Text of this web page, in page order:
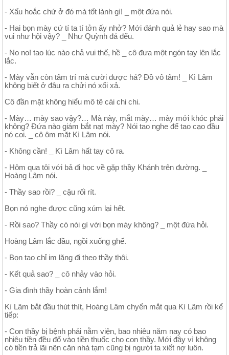
- Xấu hoắc chứ ở đó mà tốt lành gì! _ một đứa nói.
- Hai bọn mày cứ tí ta tí tởn ấy nhở? Mới đánh quả lẻ hay sao mà
vui như hội vậy? _ Như Quỳnh đá đểu.
- No no! tao lúc nào chả vui thế, hề _ cô đưa một ngón tay lên lắc
lắc.
- Mày vẫn còn tâm trí mà cười được hả? Đồ vô tâm! _ Kì Lâm
không biết ở đâu ra chửi nó xối xả.
Cô đần mặt không hiểu mô tê cái chi chi.
- Mày… mày sao vậy?… Mà này, mắt mày… mày mới khóc phải
không? Đứa nào giám bắt nạt mày? Nói tao nghe để tao cạo đầu
nó coi. _ cô ôm mặt Kì Lâm nói.
- Không cần! _ Kì Lâm hất tay cô ra.
- Hôm qua tôi với bả đi học về gặp thầy Khánh trên đường. _
Hoàng Lâm nói.
- Thầy sao rồi? _ cậu rối rít.
Bọn nó nghe được cũng xúm lại hết.
- Rồi sao? Thầy có nói gì với bọn mày không? _ một đứa hỏi.
Hoàng Lâm lắc đầu, ngồi xuống ghế.
- Bọn tao chỉ im lặng đi theo thầy thôi.
- Kết quả sao? _ cô nhảy vào hỏi.
- Gia đình thầy hoàn cảnh lắm!
Kì Lâm bắt đầu thút thít, Hoàng Lâm chyển mắt qua Kì Lâm rồi kể
tiếp:
- Con thầy bị bệnh phải nằm viện, bao nhiêu năm nay có bao
nhiêu tiền đều đổ vào tiền thuốc cho con thầy. Mới đây vì không
có tiền trả lãi nên căn nhà tạm cũng bị người ta xiết nợ luôn.